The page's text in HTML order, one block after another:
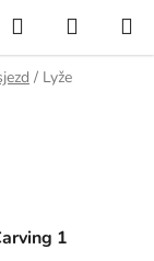
Hledat
KOŠÍK
/ Lyže
1